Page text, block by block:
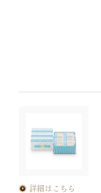
詳細はこちら